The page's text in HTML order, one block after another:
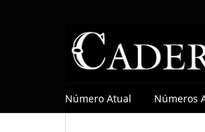
Número Atual Números